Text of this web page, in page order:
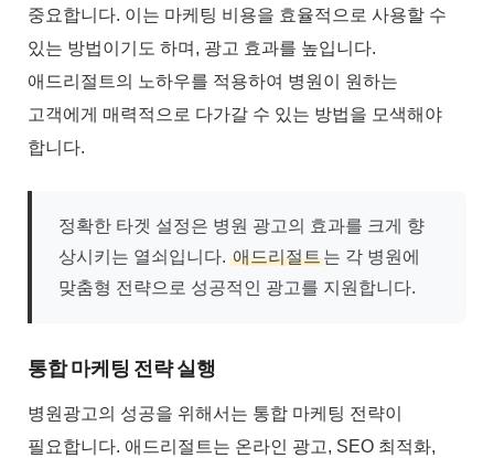
중요합니다. 이는 마케팅 비용을 효율적으로 사용할 수
있는 방법이기도 하며, 광고 효과를 높입니다.
애드리절트의 노하우를 적용하여 병원이 원하는
고객에게 매력적으로 다가갈 수 있는 방법을 모색해야
합니다.
정확한 타겟 설정은 병원 광고의 효과를 크게 향
상시키는 열쇠입니다. 애드리절트는 각 병원에
맞춤형 전략으로 성공적인 광고를 지원합니다.
통합 마케팅 전략 실행
병원광고의 성공을 위해서는 통합 마케팅 전략이
필요합니다. 애드리절트는 온라인 광고, SEO 최적화,